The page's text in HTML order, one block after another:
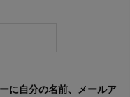
に自分の名前、メールア